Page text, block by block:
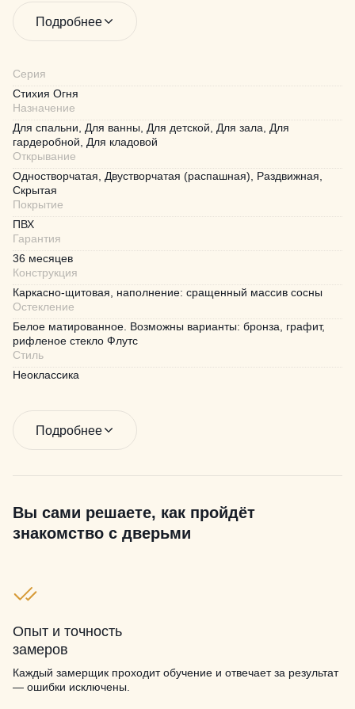
месяцев гарантии на каждое изделие. Более 100
цветов в палитре — для смелых решений и уверенного
выбора.
Подробнее
Серия
Стихия Огня
Назначение
Для спальни, Для ванны, Для детской, Для зала, Для
гардеробной, Для кладовой
Открывание
Одностворчатая, Двустворчатая (распашная), Раздвижная,
Скрытая
Покрытие
ПВХ
Гарантия
36 месяцев
Конструкция
Каркасно-щитовая, наполнение: сращенный массив сосны
Остекление
Белое матированное. Возможны варианты: бронза, графит,
рифленое стекло Флутс
Стиль
Неоклассика
Подробнее
Вы сами решаете, как пройдёт
знакомство с дверьми
Опыт и точность
замеров
Каждый замерщик проходит обучение и отвечает за результат
— ошибки исключены.